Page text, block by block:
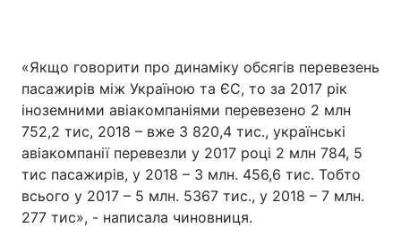
«Якщо говорити про динаміку обсягів перевезень
пасажирів між Україною та ЄС, то за 2017 рік
іноземними авіакомпаніями перевезено 2 млн
752,2 тис, 2018 – вже 3 820,4 тис., українські
авіакомпанії перевезли у 2017 році 2 млн 784, 5
тис пасажирів, у 2018 – 3 млн. 456,6 тис. Тобто
всього у 2017 – 5 млн. 5367 тис., у 2018 – 7 млн.
277 тис», - написала чиновниця.